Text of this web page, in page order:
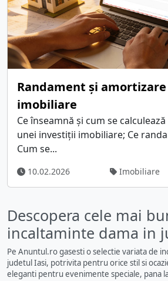
Randament și
imobiliare
Ce înseamnă și cum se
unei investiții imobiliare; Ce
Cum se...
10.02.2026 Imobiliare
Descopera cele mai
incaltaminte dama in
Pe Anuntul.ro gasesti o selectie variata de
judetul Iasi, potrivita pentru orice stil si
eleganti pentru evenimente speciale, pana